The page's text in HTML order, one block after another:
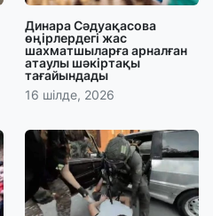
Динара Сәдуақасова
өңірлердегі жас
шахматшыларға арналған
атаулы шәкіртақы
тағайындады
16 шілде, 2026